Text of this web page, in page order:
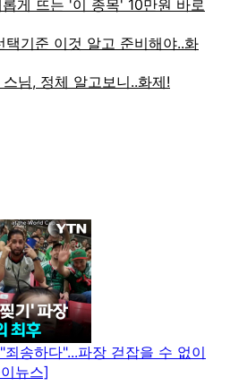
송하다"...파장 걷잡을 수 없이
뉴스]